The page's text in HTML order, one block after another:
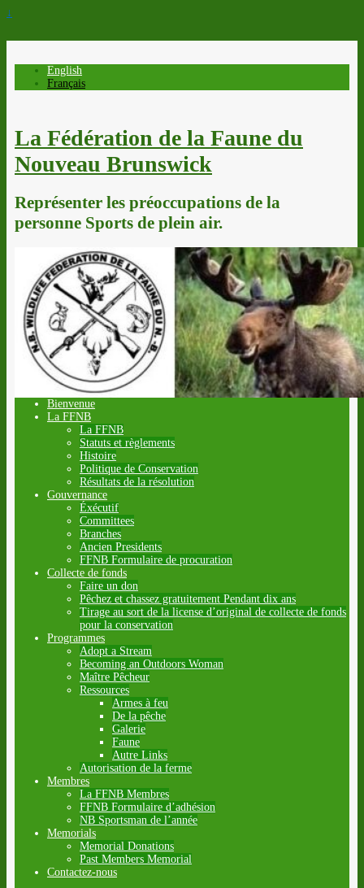
↓
English
Français
La Fédération de la Faune du
Nouveau Brunswick
Représenter les préoccupations de la
personne Sports de plein air.
Bienvenue
La FFNB
La FFNB
Statuts et règlements
Histoire
Politique de Conservation
Résultats de la résolution
Gouvernance
Éxécutif
Committees
Branches
Ancien Presidents
FFNB Formulaire de procuration
Collecte de fonds
Faire un don
Pêchez et chassez gratuitement Pendant dix ans
Tirage au sort de la license d’original de collecte de fonds
pour la conservation
Programmes
Adopt a Stream
Becoming an Outdoors Woman
Maître Pêcheur
Ressources
Armes à feu
De la pêche
Galerie
Faune
Autre Links
Autorisation de la ferme
Membres
La FFNB Membres
FFNB Formulaire d’adhésion
NB Sportsman de l’année
Memorials
Memorial Donations
Past Members Memorial
Contactez-nous